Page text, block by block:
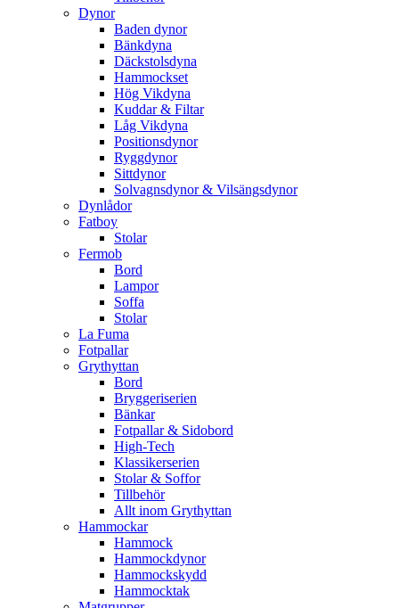
Dynor
Baden dynor
Bänkdyna
Däckstolsdyna
Hammockset
Hög Vikdyna
Kuddar & Filtar
Låg Vikdyna
Positionsdynor
Ryggdynor
Sittdynor
Solvagnsdynor & Vilsängsdynor
Dynlådor
Fatboy
Stolar
Fermob
Bord
Lampor
Soffa
Stolar
La Fuma
Fotpallar
Grythyttan
Bord
Bryggeriserien
Bänkar
Fotpallar & Sidobord
High-Tech
Klassikerserien
Stolar & Soffor
Tillbehör
Allt inom Grythyttan
Hammockar
Hammock
Hammockdynor
Hammockskydd
Hammocktak